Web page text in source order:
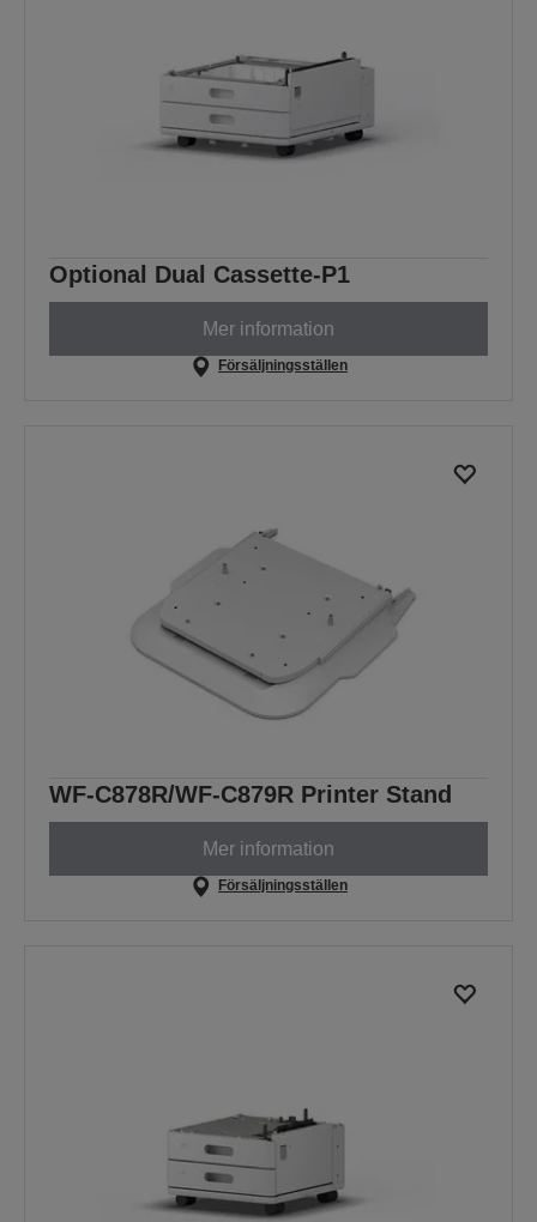
Optional Dual Cassette-P1
Mer information
Försäljningsställen
WF-C878R/WF-C879R Printer Stand
Mer information
Försäljningsställen